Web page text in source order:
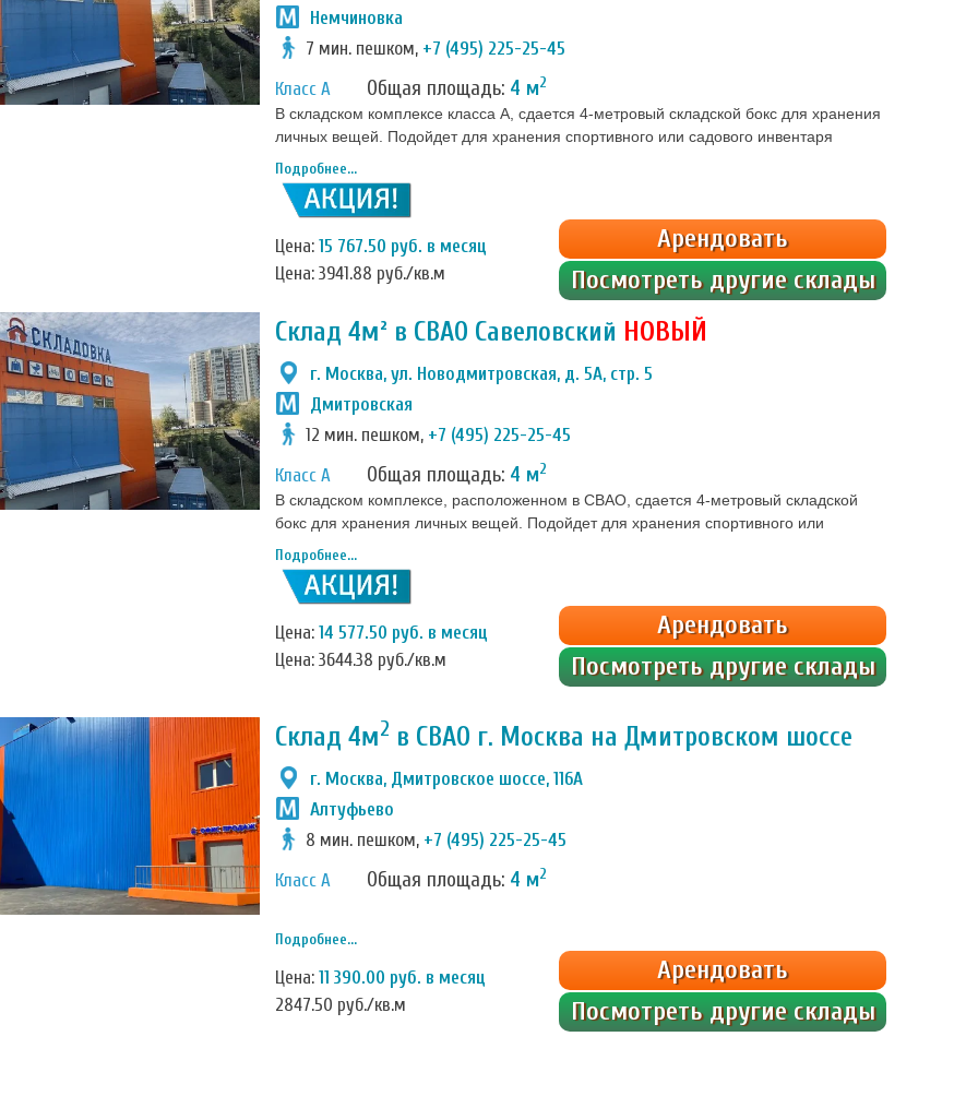
Немчиновка
7 мин. пешком, +7 (495) 225-25-45
Класс А
Общая площадь: 4 м2
В складском комплексе класса А, сдается 4-метровый складской бокс для хранения
личных вещей. Подойдет для хранения спортивного или садового инвентаря
Подробнее...
Цена: 15 767.50 руб. в месяц
Цена: 3941.88 руб./кв.м
Арендовать
Посмотреть другие склады
Склад 4м² в СВАО Савеловский НОВЫЙ
г. Москва, ул. Новодмитровская, д. 5А, стр. 5
Дмитровская
12 мин. пешком, +7 (495) 225-25-45
Класс А
Общая площадь: 4 м2
В складском комплексе, расположенном в СВАО, сдается 4-метровый складской
бокс для хранения личных вещей. Подойдет для хранения спортивного или
садового инвентаря
Подробнее...
Цена: 14 577.50 руб. в месяц
Цена: 3644.38 руб./кв.м
Арендовать
Посмотреть другие склады
Склад 4м2 в СВАО г. Москва на Дмитровском шоссе
г. Москва, Дмитровское шоссе, 116А
Алтуфьево
8 мин. пешком, +7 (495) 225-25-45
Класс А
Общая площадь: 4 м2
Подробнее...
Цена: 11 390.00 руб. в месяц
2847.50 руб./кв.м
Арендовать
Посмотреть другие склады